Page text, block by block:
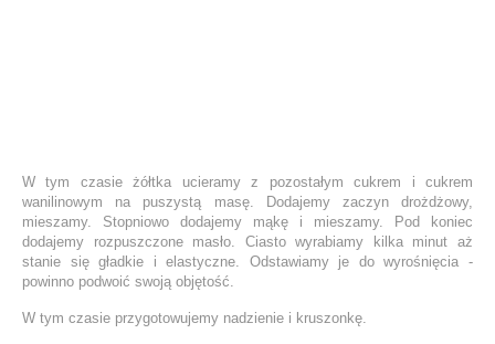
W tym czasie żółtka ucieramy z pozostałym cukrem i cukrem
wanilinowym na puszystą masę. Dodajemy zaczyn drożdżowy,
mieszamy. Stopniowo dodajemy mąkę i mieszamy. Pod koniec
dodajemy rozpuszczone masło. Ciasto wyrabiamy kilka minut aż
stanie się gładkie i elastyczne. Odstawiamy je do wyrośnięcia -
powinno podwoić swoją objętość.
W tym czasie przygotowujemy nadzienie i kruszonkę.